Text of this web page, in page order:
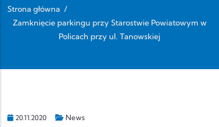
Strona główna /
Zamknięcie parkingu przy Starostwie Powiatowym w
Policach przy ul. Tanowskiej
20.11.2020 News